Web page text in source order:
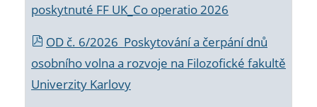
poskytnuté FF UK_Co operatio 2026
OD č. 6/2026 Poskytování a čerpání dnů
osobního volna a rozvoje na Filozofické fakultě
Univerzity Karlovy